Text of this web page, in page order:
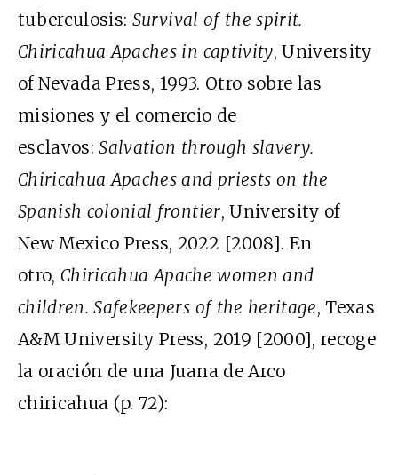
tuberculosis: Survival of the spirit.
Chiricahua Apaches in captivity, University
of Nevada Press, 1993. Otro sobre las
misiones y el comercio de
esclavos:Salvation through slavery.
Chiricahua Apaches and priests on the
Spanish colonial frontier, University of
New Mexico Press, 2022 [2008]. En
otro,Chiricahua Apache women and
children. Safekeepers of the heritage, Texas
A&M University Press, 2019 [2000], recoge
la oración de una Juana de Arco
chiricahua (p. 72):